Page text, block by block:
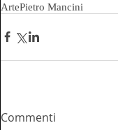
ArtePietro Mancini
Commenti